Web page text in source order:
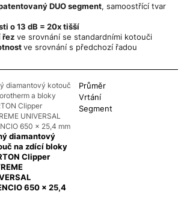
DUO segment, samoostřící tvar
o 13 dB = 20x tišší
řez ve srovnání se standardními kotouči
ve srovnání s předchozí řadou
diamantový kotouč
a bloky
Clipper
UNIVERSAL
650 x 25,4 mm
diamantový
na zdící bloky
Clipper
650 x 25,4
Průměr
Vrtání
Segment